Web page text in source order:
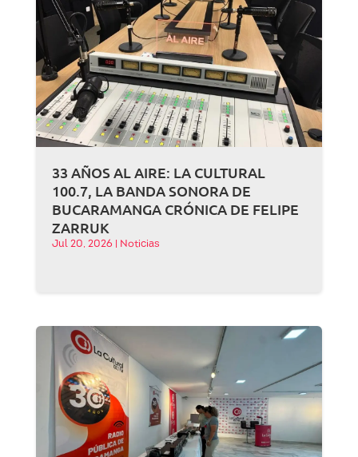
33 AÑOS AL AIRE: LA CULTURAL
100.7, LA BANDA SONORA DE
BUCARAMANGA CRÓNICA DE FELIPE
ZARRUK
Jul 20, 2026 Noticias